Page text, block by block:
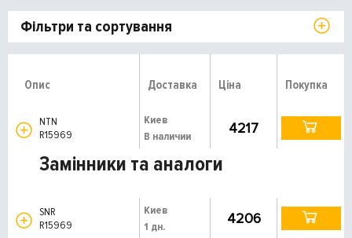
Фільтри та сортування
Опис Доставка Ціна Покупка
NTN
R15969
Киев
В наличии
4217
Замінники та аналоги
SNR
R15969
Киев
1 дн.
4206